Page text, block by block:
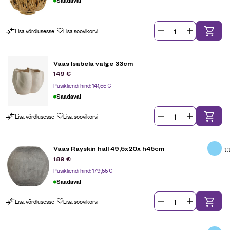
Lisa võrdlusesse Lisa soovikorvi
Vaas Isabela valge 33cm
149 €
Püsikliendi hind:141,55€
Saadaval
Lisa võrdlusesse Lisa soovikorvi
Vaas Rayskin hall 49,5x20x h45cm
189 €
Püsikliendi hind:179,55€
Saadaval
Lisa võrdlusesse Lisa soovikorvi